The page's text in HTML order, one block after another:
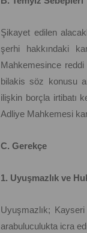
Şikayet edilen
şerhi hakkındaki
Mahkemesince reddi
bilakis söz konusu
ilişkin borçla irtibatı
Adliye Mahkemesi
C. Gerekçe
1. Uyuşmazlık ve
Uyuşmazlık;
arabuluculukta icra